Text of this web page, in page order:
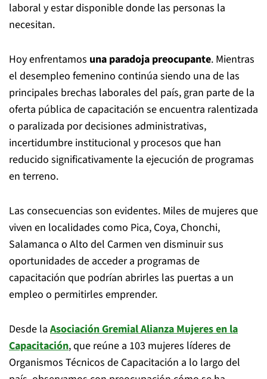
laboral y estar disponible donde las personas la
necesitan.
Hoy enfrentamos una paradoja preocupante. Mientras
el desempleo femenino continúa siendo una de las
principales brechas laborales del país, gran parte de la
oferta pública de capacitación se encuentra ralentizada
o paralizada por decisiones administrativas,
incertidumbre institucional y procesos que han
reducido significativamente la ejecución de programas
en terreno.
Las consecuencias son evidentes. Miles de mujeres que
viven en localidades como Pica, Coya, Chonchi,
Salamanca o Alto del Carmen ven disminuir sus
oportunidades de acceder a programas de
capacitación que podrían abrirles las puertas a un
empleo o permitirles emprender.
Desde la Asociación Gremial Alianza Mujeres en la
Capacitación, que reúne a 103 mujeres líderes de
Organismos Técnicos de Capacitación a lo largo del